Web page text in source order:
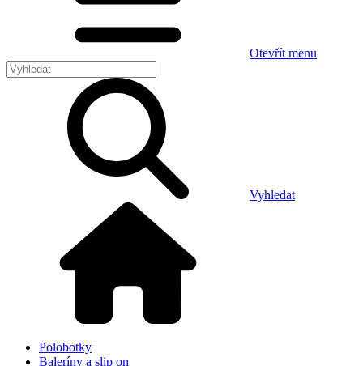
Otevřít menu
Vyhledat
Polobotky
Baleríny a slip on